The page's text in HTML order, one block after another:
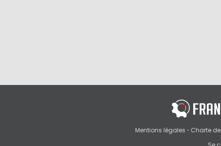
Mentions légales • Charte